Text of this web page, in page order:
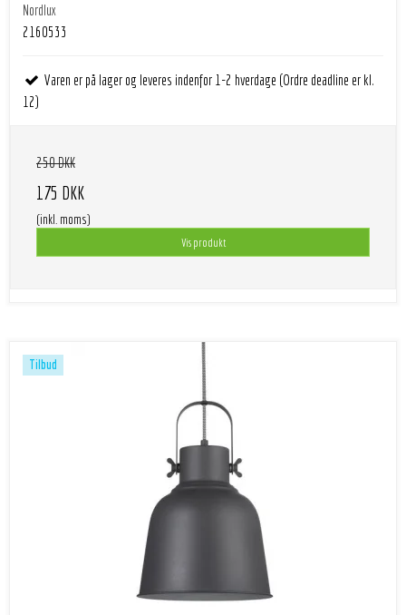
Nordlux
2160533
Varen er på lager og leveres indenfor 1-2 hverdage (Ordre deadline er kl.
12)
250 DKK
175 DKK
(inkl. moms)
Vis produkt
Tilbud